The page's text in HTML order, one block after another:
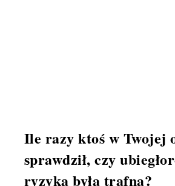
Ile razy ktoś w Twojej
sprawdził, czy
ryzyka była trafna?